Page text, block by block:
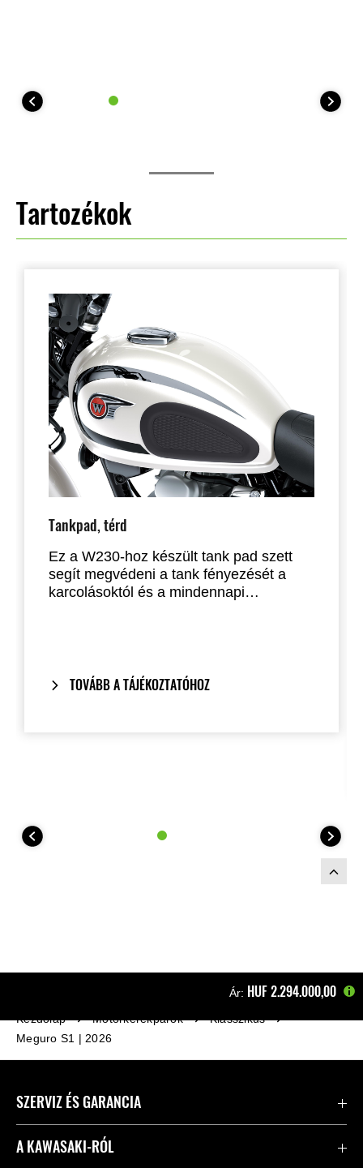
Tartozékok
Tankpad, térd
Ez a W230-hoz készült tank pad szett
segít megvédeni a tank fényezését a
karcolásoktól és a mindennapi
TOVÁBB A TÁJÉKOZTATÓHOZ
Ár: HUF‎ 2.294.000,00
Kezdőlap Motorkerékpárok
Klasszikus
Meguro S1 | 2026
SZERVIZ ÉS GARANCIA
Kapcsolat
A KAWASAKI-RÓL